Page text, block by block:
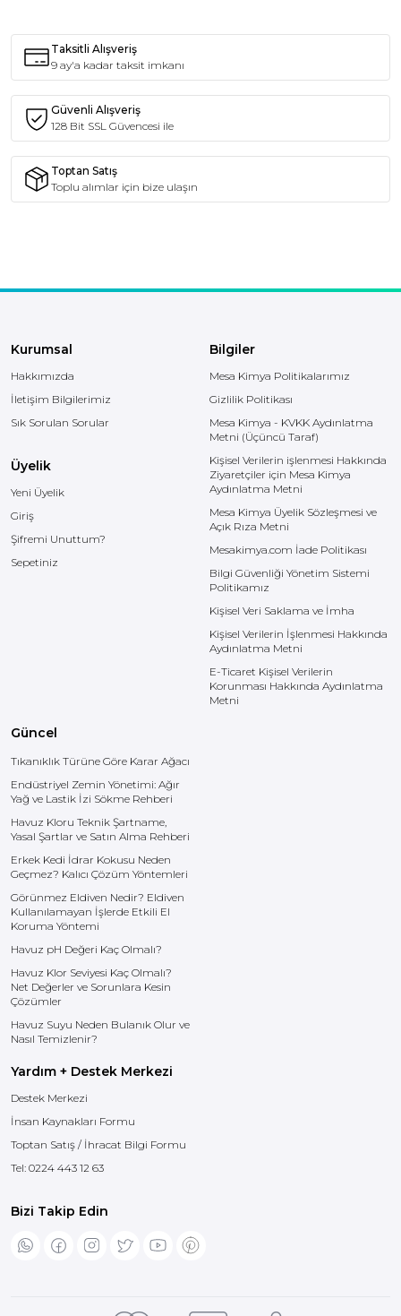
Taksitli Alışveriş
9 ay'a kadar taksit imkanı
Güvenli Alışveriş
128 Bit SSL Güvencesi ile
Toptan Satış
Toplu alımlar için bize ulaşın
Kurumsal
Hakkımızda
İletişim Bilgilerimiz
Sık Sorulan Sorular
Üyelik
Yeni Üyelik
Giriş
Şifremi Unuttum?
Sepetiniz
Bilgiler
Mesa Kimya Politikalarımız
Gizlilik Politikası
Mesa Kimya - KVKK Aydınlatma
Metni (Üçüncü Taraf)
Kişisel Verilerin işlenmesi Hakkında
Ziyaretçiler için Mesa Kimya
Aydınlatma Metni
Mesa Kimya Üyelik Sözleşmesi ve
Açık Rıza Metni
Mesakimya.com İade Politikası
Bilgi Güvenliği Yönetim Sistemi
Politikamız
Kişisel Veri Saklama ve İmha
Kişisel Verilerin İşlenmesi Hakkında
Aydınlatma Metni
E-Ticaret Kişisel Verilerin
Korunması Hakkında Aydınlatma
Metni
Güncel
Tıkanıklık Türüne Göre Karar Ağacı
Endüstriyel Zemin Yönetimi: Ağır
Yağ ve Lastik İzi Sökme Rehberi
Havuz Kloru Teknik Şartname,
Yasal Şartlar ve Satın Alma Rehberi
Erkek Kedi İdrar Kokusu Neden
Geçmez? Kalıcı Çözüm Yöntemleri
Görünmez Eldiven Nedir? Eldiven
Kullanılamayan İşlerde Etkili El
Koruma Yöntemi
Havuz pH Değeri Kaç Olmalı?
Havuz Klor Seviyesi Kaç Olmalı?
Net Değerler ve Sorunlara Kesin
Çözümler
Havuz Suyu Neden Bulanık Olur ve
Nasıl Temizlenir?
Yardım + Destek Merkezi
Destek Merkezi
İnsan Kaynakları Formu
Toptan Satış / İhracat Bilgi Formu
Tel: 0224 443 12 63
Bizi Takip Edin